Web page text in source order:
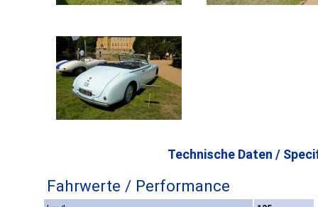
Technische Daten /
Fahrwerte / Performance